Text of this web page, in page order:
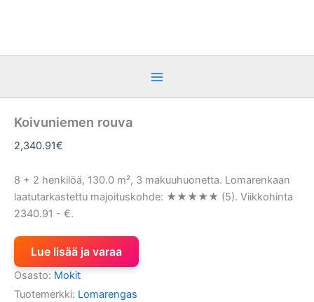
Koivuniemen rouva
2,340.91€
8 + 2 henkilöä, 130.0 m², 3 makuuhuonetta. Lomarenkaan
laatutarkastettu majoituskohde: ★★★★★ (5). Viikkohinta
2340.91 - €.
Lue lisää ja varaa
Osasto: Mokit
Tuotemerkki: Lomarengas